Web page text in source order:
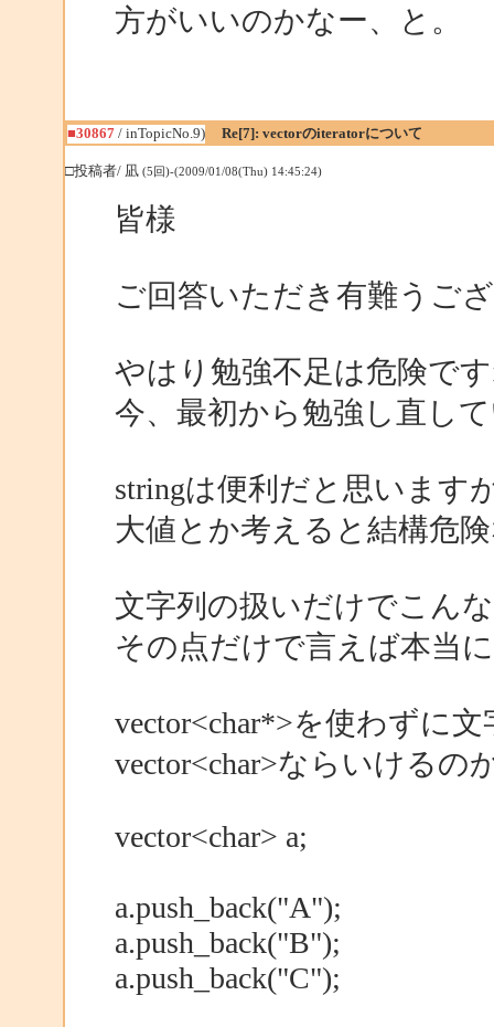
方がいいのかなー、と。
■30867/ inTopicNo.9) Re[7]: vectorのiteratorについて
□投稿者/ 凪 (5回)-(2009/01/08(Thu) 14:45:24)
皆様
ご回答いただき有難うご
やはり勉強不足は危険で
今、最初から勉強し直し
stringは便利だと思います
大値とか考えると結構危
文字列の扱いだけでこん
その点だけで言えば本当
vector<char*>を使わずに
vector<char>ならいける
vector<char> a;
a.push_back("A");
a.push_back("B");
a.push_back("C");